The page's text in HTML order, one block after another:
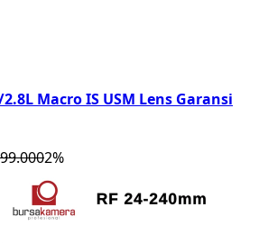
Macro IS USM Lens Garansi
2%